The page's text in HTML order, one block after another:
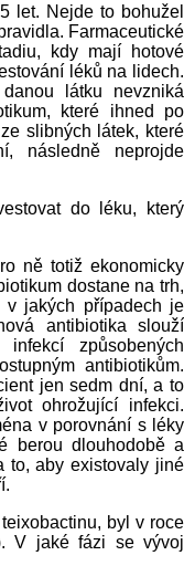
let. Nejde to bohužel
Farmaceutické
kdy mají hotové
léků na lidech.
látku nevzniká
které ihned po
slibných látek, které
následně neprojde
do léku, který
ně totiž ekonomicky
dostane na trh,
v jakých případech je
antibiotika slouží
způsobených
antibiotikům.
jen sedm dní, a to
ohrožující infekci.
v porovnání s léky
berou dlouhodobě a
to, aby existovaly jiné
byl v roce
V jaké fázi se vývoj